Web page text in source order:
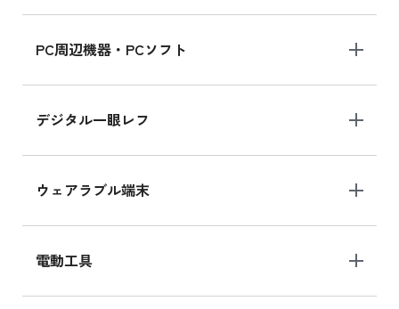
PC周辺機器・PCソフト
デジタル一眼レフ
ウェアラブル端末
電動工具
MK2K3J/Aの新品買取価格はこちら